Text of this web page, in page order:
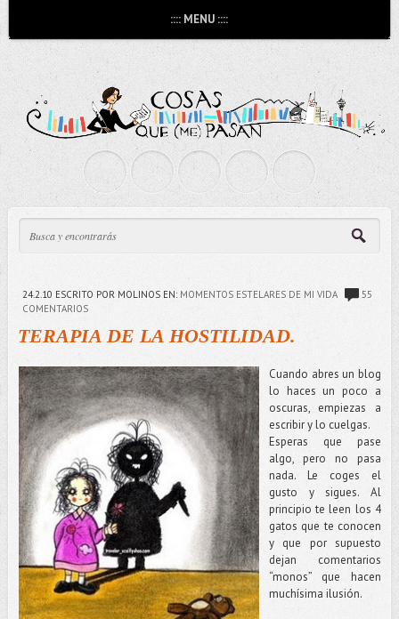
:::: MENU ::::
24.2.10 ESCRITO POR MOLINOS EN: MOMENTOS ESTELARES DE MI VIDA
55
COMENTARIOS
TERAPIA DE LA HOSTILIDAD.
Cuando abres un blog
lo haces un poco a
oscuras, empiezas a
escribir y lo cuelgas.
Esperas que pase
algo, pero no pasa
nada. Le coges el
gusto y sigues. Al
principio te leen los 4
gatos que te conocen
y que por supuesto
dejan comentarios
“monos” que hacen
muchísima ilusión.